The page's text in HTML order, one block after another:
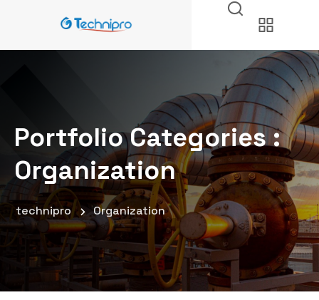
Portfolio Categories :
Organization
technipro Organization